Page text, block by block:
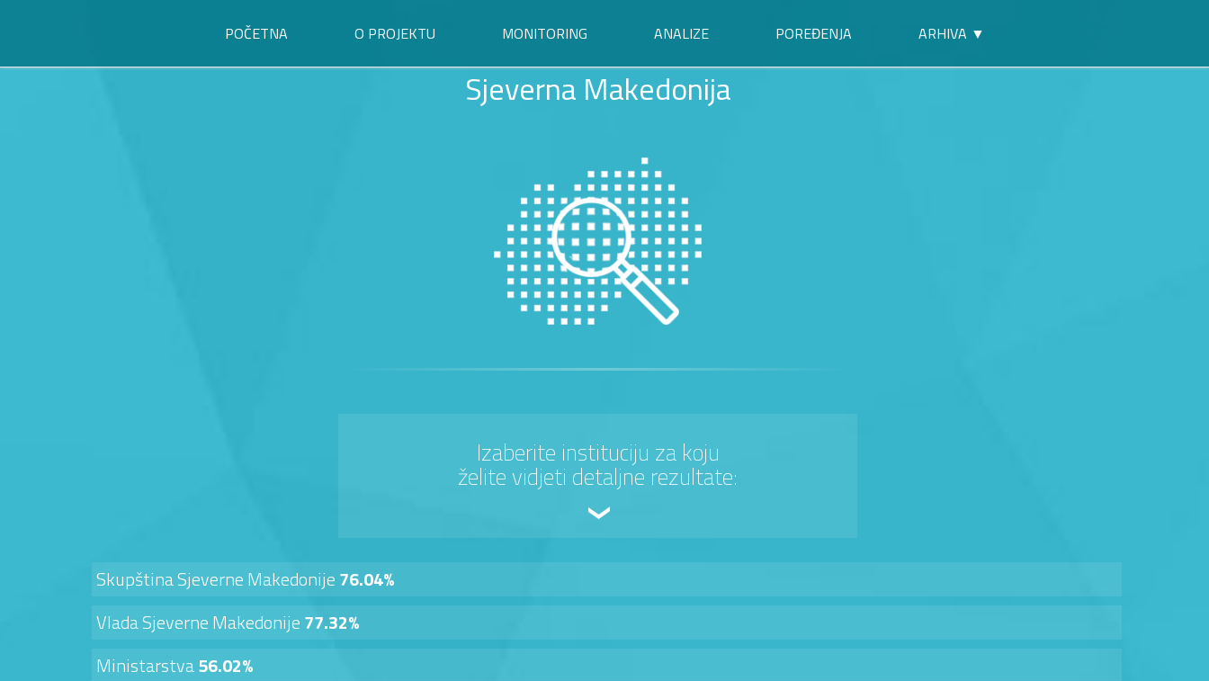
POČETNA O PROJEKTU MONITORING ANALIZE POREĐENJA ARHIVA ▼
Sjeverna Makedonija
Izaberite instituciju za koju
želite vidjeti detaljne rezultate:
Skupština Sjeverne Makedonije76.04%
Vlada Sjeverne Makedonije77.32%
Ministarstva56.02%